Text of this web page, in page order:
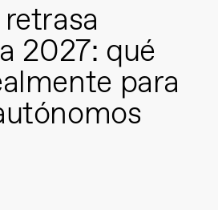
2027: qué
para